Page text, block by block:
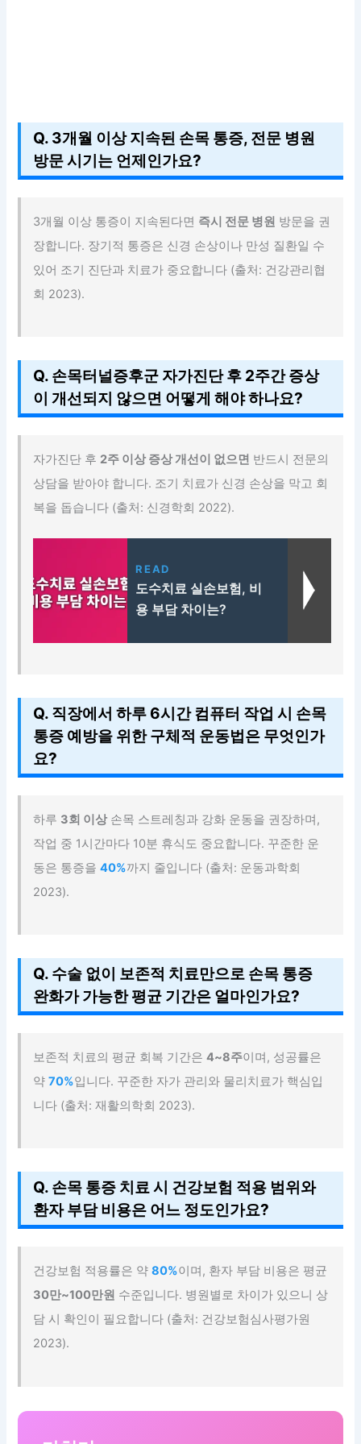
Q. 3개월 이상 지속된 손목 통증, 전문 병원
방문 시기는 언제인가요?
3개월 이상 통증이 지속된다면 즉시 전문 병원 방문을 권
장합니다. 장기적 통증은 신경 손상이나 만성 질환일 수
있어 조기 진단과 치료가 중요합니다 (출처: 건강관리협
회 2023).
Q. 손목터널증후군 자가진단 후 2주간 증상
이 개선되지 않으면 어떻게 해야 하나요?
자가진단 후 2주 이상 증상 개선이 없으면 반드시 전문의
상담을 받아야 합니다. 조기 치료가 신경 손상을 막고 회
복을 돕습니다 (출처: 신경학회 2022).
READ
도수치료 실손보험, 비
용 부담 차이는?
Q. 직장에서 하루 6시간 컴퓨터 작업 시 손목
통증 예방을 위한 구체적 운동법은 무엇인가
요?
하루 3회 이상손목 스트레칭과 강화 운동을 권장하며,
작업 중 1시간마다 10분 휴식도 중요합니다. 꾸준한 운
동은 통증을40%까지 줄입니다 (출처: 운동과학회
2023).
Q. 수술 없이 보존적 치료만으로 손목 통증
완화가 가능한 평균 기간은 얼마인가요?
보존적 치료의 평균 회복 기간은4~8주이며, 성공률은
약70%입니다. 꾸준한 자가 관리와 물리치료가 핵심입
니다 (출처: 재활의학회 2023).
Q. 손목 통증 치료 시 건강보험 적용 범위와
환자 부담 비용은 어느 정도인가요?
건강보험 적용률은 약80%이며, 환자 부담 비용은 평균
30만~100만원 수준입니다. 병원별로 차이가 있으니 상
담 시 확인이 필요합니다 (출처: 건강보험심사평가원
2023).